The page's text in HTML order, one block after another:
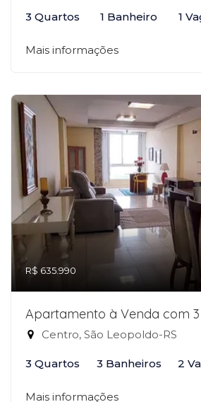
3 Quartos 1 Banheiro 1
Mais informações
R$ 635.990
Apartamento à Venda com 3
Centro, São Leopoldo-RS
3 Quartos 3 Banheiros 2
Mais informações